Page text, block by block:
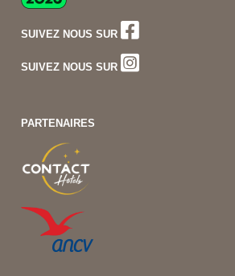
SUIVEZ NOUS SUR
SUIVEZ NOUS SUR
PARTENAIRES